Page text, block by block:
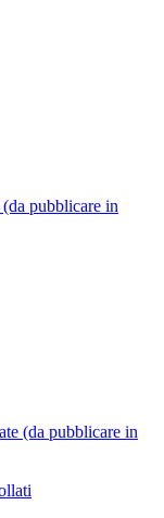
pubblicare in
(da pubblicare in